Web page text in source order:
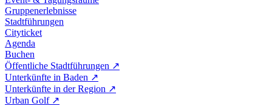
Gruppenerlebnisse
Stadtführungen
Cityticket
Agenda
Buchen
Öffentliche Stadtführungen ↗
Unterkünfte in Baden ↗
Unterkünfte in der Region ↗
Urban Golf ↗